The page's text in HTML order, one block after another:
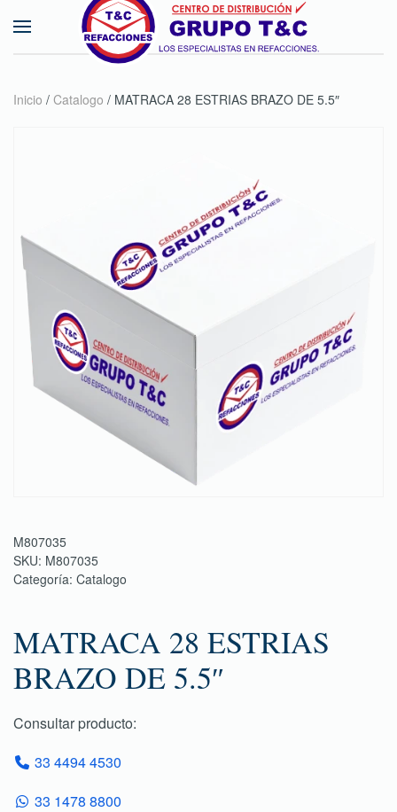
Skip to main content
Inicio / Catalogo / MATRACA 28 ESTRIAS BRAZO DE 5.5″
M807035
SKU: M807035
Categoría: Catalogo
MATRACA 28 ESTRIAS
BRAZO DE 5.5″
Consultar producto:
33 4494 4530
33 1478 8800